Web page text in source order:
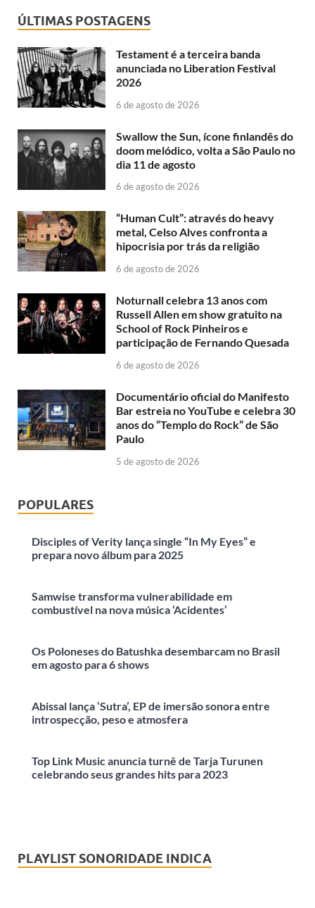
ÚLTIMAS POSTAGENS
Testament é a terceira banda
anunciada no Liberation Festival
2026
6 de agosto de 2026
Swallow the Sun, ícone finlandês do
doom melódico, volta a São Paulo no
dia 11 de agosto
6 de agosto de 2026
“Human Cult”: através do heavy
metal, Celso Alves confronta a
hipocrisia por trás da religião
6 de agosto de 2026
Noturnall celebra 13 anos com
Russell Allen em show gratuito na
School of Rock Pinheiros e
participação de Fernando Quesada
6 de agosto de 2026
Documentário oficial do Manifesto
Bar estreia no YouTube e celebra 30
anos do “Templo do Rock” de São
Paulo
5 de agosto de 2026
POPULARES
Disciples of Verity lança single “In My Eyes” e
prepara novo álbum para 2025
Samwise transforma vulnerabilidade em
combustível na nova música ‘Acidentes’
Os Poloneses do Batushka desembarcam no Brasil
em agosto para 6 shows
Abissal lança ‘Sutra’, EP de imersão sonora entre
introspecção, peso e atmosfera
Top Link Music anuncia turnê de Tarja Turunen
celebrando seus grandes hits para 2023
PLAYLIST SONORIDADE INDICA